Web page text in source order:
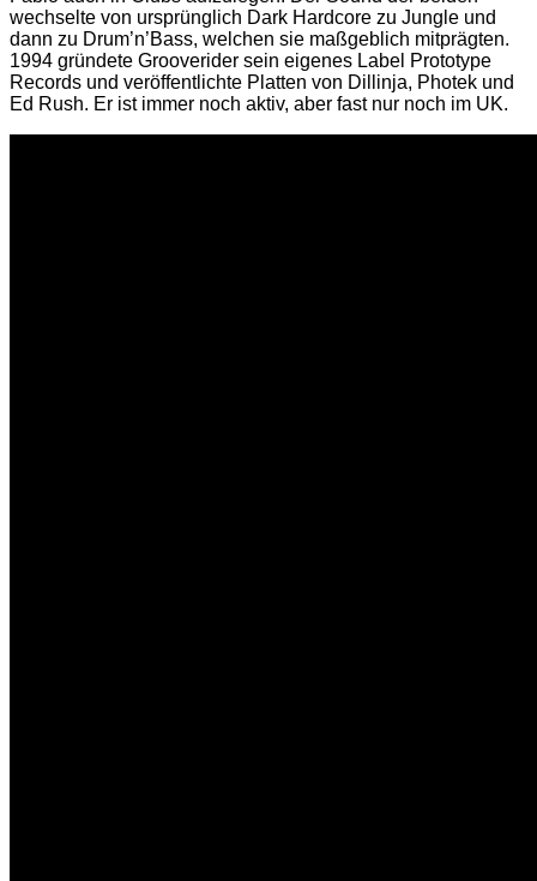
wechselte von ursprünglich Dark Hardcore zu Jungle und
dann zu Drum’n’Bass, welchen sie maßgeblich mitprägten.
1994 gründete Grooverider sein eigenes Label Prototype
Records und veröffentlichte Platten von Dillinja, Photek und
Ed Rush. Er ist immer noch aktiv, aber fast nur noch im UK.